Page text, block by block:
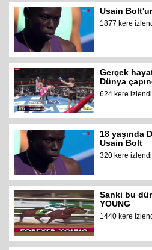
Usain
1877 kere
Gerçek
Dünya
624 kere izlendi
18 yaşında
Usain Bolt
320 kere izlendi
Sanki bu
YOUNG
1440 kere